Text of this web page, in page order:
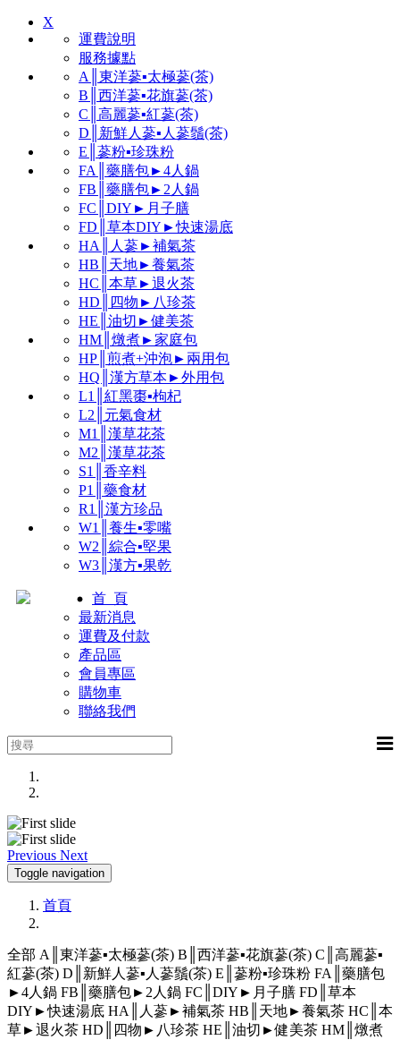
X
運費說明
服務據點
A║東洋蔘▪太極蔘(茶)
B║西洋蔘▪花旗蔘(茶)
C║高麗蔘▪紅蔘(茶)
D║新鮮人蔘▪人蔘鬚(茶)
E║蔘粉▪珍珠粉
FA║藥膳包►4人鍋
FB║藥膳包►2人鍋
FC║DIY►月子膳
FD║草本DIY►快速湯底
HA║人蔘►補氣茶
HB║天地►養氣茶
HC║本草►退火茶
HD║四物►八珍茶
HE║油切►健美茶
HM║燉煮►家庭包
HP║煎煮+沖泡►兩用包
HQ║漢方草本►外用包
L1║紅黑棗▪枸杞
L2║元氣食材
M1║漢草花茶
M2║漢草花茶
S1║香辛料
P1║藥食材
R1║漢方珍品
W1║養生▪零嘴
W2║綜合▪堅果
W3║漢方▪果乾
首 頁
最新消息
運費及付款
產品區
會員專區
購物車
聯絡我們
Previous Next
Toggle navigation
首頁
全部 A║東洋蔘▪太極蔘(茶) B║西洋蔘▪花旗蔘(茶) C║高麗蔘▪
紅蔘(茶) D║新鮮人蔘▪人蔘鬚(茶) E║蔘粉▪珍珠粉 FA║藥膳包
►4人鍋 FB║藥膳包►2人鍋 FC║DIY►月子膳 FD║草本
DIY►快速湯底 HA║人蔘►補氣茶 HB║天地►養氣茶 HC║本
草►退火茶 HD║四物►八珍茶 HE║油切►健美茶 HM║燉煮